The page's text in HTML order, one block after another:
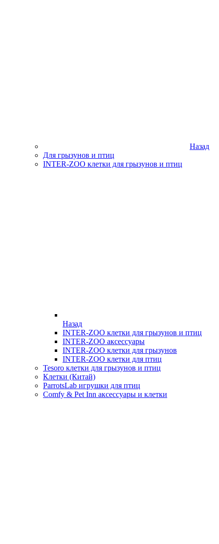
Назад
Для грызунов и птиц
INTER-ZOO клетки для грызунов и птиц
Назад
INTER-ZOO клетки для грызунов и птиц
INTER-ZOO аксессуары
INTER-ZOO клетки для грызунов
INTER-ZOO клетки для птиц
Tesoro клетки для грызунов и птиц
Клетки (Китай)
ParrotsLab игрушки для птиц
Comfy & Pet Inn аксессуары и клетки